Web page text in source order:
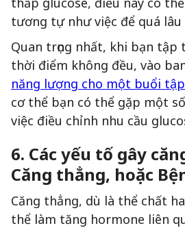
tương tự như việc để quá lâu
Quan trọng nhất, khi bạn tập
thời điểm không đều, vào
năng lượng cho một buổi
cơ thể bạn có thể gặp một
việc điều chỉnh nhu cầu
6. Các yếu tố gây
Căng thẳng, hoặc
Căng thẳng, dù là thể chất
thể làm tăng hormone liên